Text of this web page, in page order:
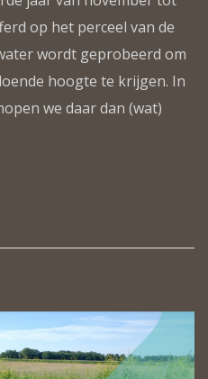
op het perceel van de
wordt geprobeerd om
hoogte te krijgen. In
we daar dan (wat)